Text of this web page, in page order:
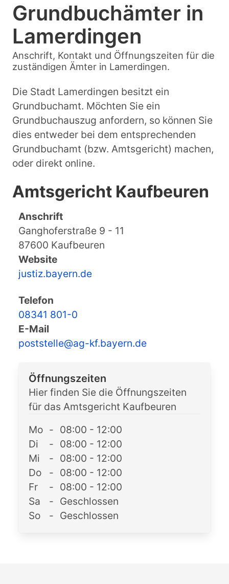
Grundbuchämter in
Lamerdingen
Anschrift, Kontakt und Öffnungszeiten für die
zuständigen Ämter in Lamerdingen.
Die Stadt Lamerdingen besitzt ein
Grundbuchamt. Möchten Sie ein
Grundbuchauszug anfordern, so können Sie
dies entweder bei dem entsprechenden
Grundbuchamt (bzw. Amtsgericht) machen,
oder direkt online.
Amtsgericht Kaufbeuren
Anschrift
Ganghoferstraße 9 - 11
87600 Kaufbeuren
Website
justiz.bayern.de
Telefon
08341 801-0
E-Mail
poststelle@ag-kf.bayern.de
Öffnungszeiten
Hier finden Sie die Öffnungszeiten
für das Amtsgericht Kaufbeuren
Mo - 08:00 - 12:00
Di
- 08:00 - 12:00
Mi
- 08:00 - 12:00
Do
- 08:00 - 12:00
Fr
- 08:00 - 12:00
Sa
- Geschlossen
So
- Geschlossen